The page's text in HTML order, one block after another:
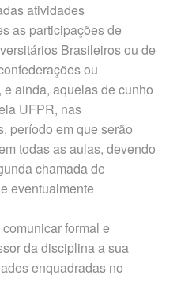
atividades
as participações de
Brasileiros ou de
ou
ainda, aquelas de cunho
UFPR, nas
período em que serão
todas as aulas, devendo
chamada de
eventualmente
formal e
da disciplina a sua
enquadradas no